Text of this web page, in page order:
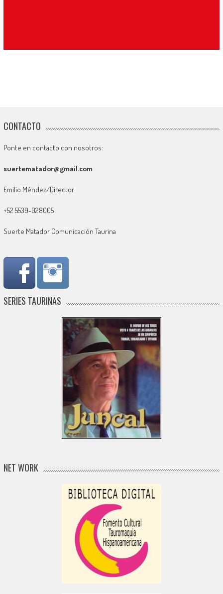
CONTACTO
Ponte en contacto con nosotros:
suertematador@gmail.com
Emilio Méndez/Director
+52 5539-028005
Suerte Matador Comunicación Taurina
SERIES TAURINAS
NET WORK